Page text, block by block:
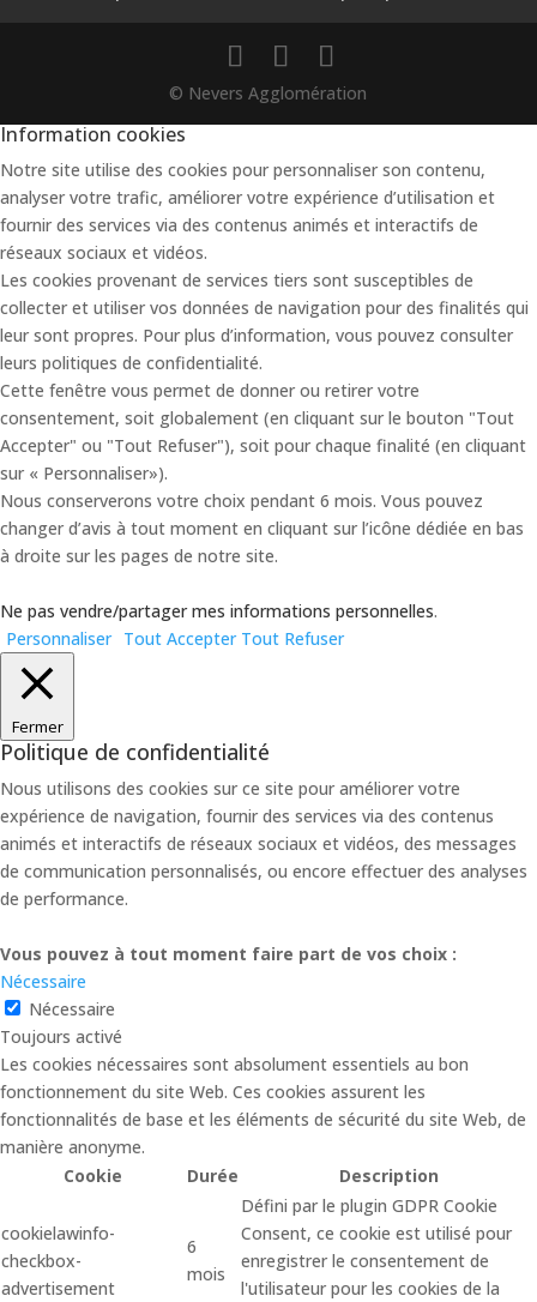
© Nevers Agglomération
Information cookies
Notre site utilise des cookies pour personnaliser son contenu,
analyser votre trafic, améliorer votre expérience d’utilisation et
fournir des services via des contenus animés et interactifs de
réseaux sociaux et vidéos.
Les cookies provenant de services tiers sont susceptibles de
collecter et utiliser vos données de navigation pour des finalités qui
leur sont propres. Pour plus d’information, vous pouvez consulter
leurs politiques de confidentialité.
Cette fenêtre vous permet de donner ou retirer votre
consentement, soit globalement (en cliquant sur le bouton "Tout
Accepter" ou "Tout Refuser"), soit pour chaque finalité (en cliquant
sur « Personnaliser»).
Nous conserverons votre choix pendant 6 mois. Vous pouvez
changer d’avis à tout moment en cliquant sur l’icône dédiée en bas
à droite sur les pages de notre site.
Ne pas vendre/partager mes informations personnelles.
Personnaliser Tout Accepter Tout Refuser
Fermer
Politique de confidentialité
Nous utilisons des cookies sur ce site pour améliorer votre
expérience de navigation, fournir des services via des contenus
animés et interactifs de réseaux sociaux et vidéos, des messages
de communication personnalisés, ou encore effectuer des analyses
de performance.
Vous pouvez à tout moment faire part de vos choix :
Nécessaire
Nécessaire
Toujours activé
Les cookies nécessaires sont absolument essentiels au bon
fonctionnement du site Web. Ces cookies assurent les
fonctionnalités de base et les éléments de sécurité du site Web, de
manière anonyme.
Cookie
Durée Description
cookielawinfo-
checkbox-
advertisement
6
mois
Défini par le plugin GDPR Cookie
Consent, ce cookie est utilisé pour
enregistrer le consentement de
l'utilisateur pour les cookies de la